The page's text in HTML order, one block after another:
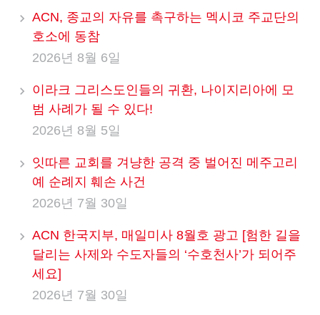
ACN, 종교의 자유를 촉구하는 멕시코 주교단의
호소에 동참
2026년 8월 6일
이라크 그리스도인들의 귀환, 나이지리아에 모
범 사례가 될 수 있다!
2026년 8월 5일
잇따른 교회를 겨냥한 공격 중 벌어진 메주고리
예 순례지 훼손 사건
2026년 7월 30일
ACN 한국지부, 매일미사 8월호 광고 [험한 길을
달리는 사제와 수도자들의 ‘수호천사’가 되어주
세요]
2026년 7월 30일